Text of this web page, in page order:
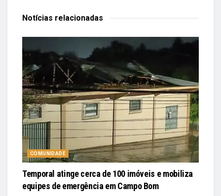
Notícias relacionadas
COMUNIDADE
Temporal atinge cerca de 100 imóveis e mobiliza
equipes de emergência em Campo Bom